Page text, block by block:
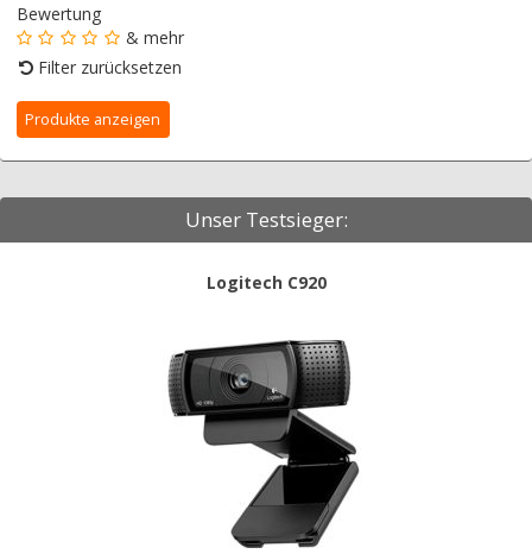
Bewertung
& mehr
Filter zurücksetzen
Unser Testsieger:
Logitech C920